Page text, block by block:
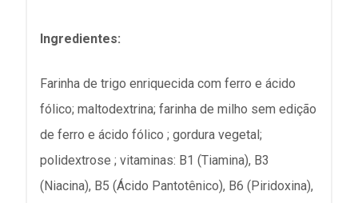
Ingredientes:
Farinha de trigo enriquecida com ferro e ácido
fólico; maltodextrina; farinha de milho sem edição
de ferro e ácido fólico ; gordura vegetal;
polidextrose ; vitaminas: B1 (Tiamina), B3
(Niacina), B5 (Ácido Pantotênico), B6 (Piridoxina),